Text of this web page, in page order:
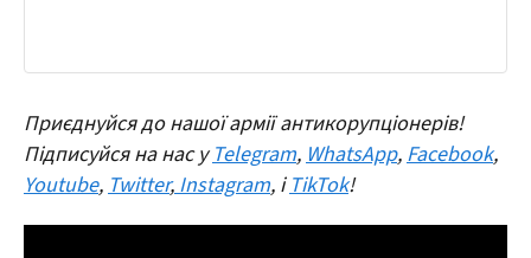
Приєднуйся до нашої армії антикорупціонерів!
Підписуйся на нас уTelegram,WhatsApp,Facebook,
Youtube,Twitter,Instagram, іTikTok!